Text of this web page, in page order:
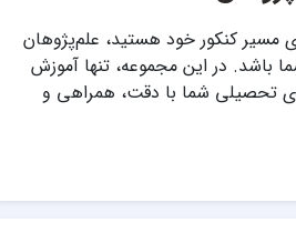
مسیر کنکور خود هستید، علم‌پژوهان
باشد. در این مجموعه، تنها آموزش
تحصیلی شما با دقت، همراهی و